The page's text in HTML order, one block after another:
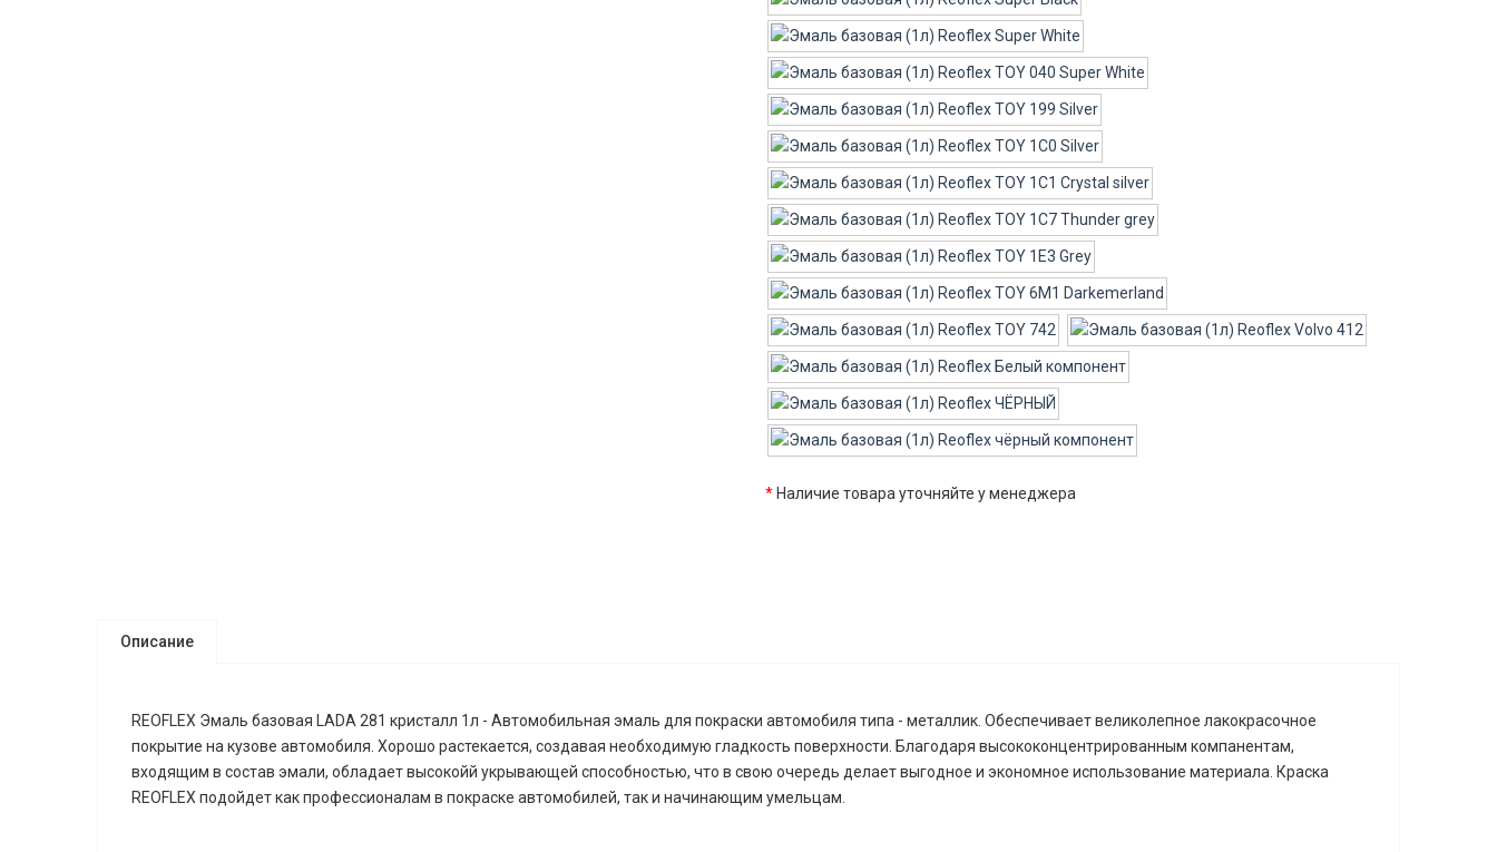
* Наличие товара уточняйте у менеджера
Описание
REOFLEX Эмаль базовая LADA 281 кристалл 1л - Автомобильная эмаль для покраски автомобиля типа - металлик. Обеспечивает великолепное лакокрасочное
покрытие на кузове автомобиля. Хорошо растекается, создавая необходимую гладкость поверхности. Благодаря высококонцентрированным компанентам,
входящим в состав эмали, обладает высокойй укрывающей способностью, что в свою очередь делает выгодное и экономное использование материала. Краска
REOFLEX подойдет как профессионалам в покраске автомобилей, так и начинающим умельцам.